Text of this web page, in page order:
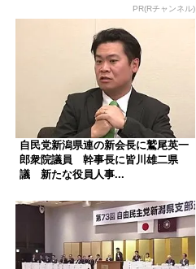
PR(Rチャンネル)
自民党新潟県連の新会長に鷲尾英一
郎衆院議員 幹事長に皆川雄二県
議 新たな役員人事...